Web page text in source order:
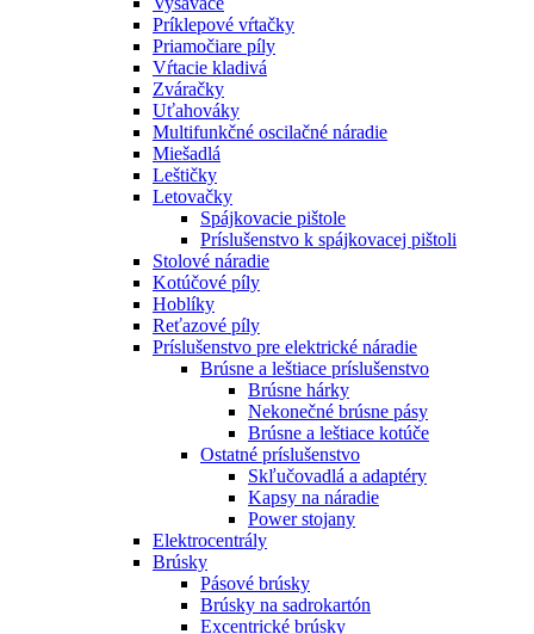
Príklepové vŕtačky
Priamočiare píly
Vŕtacie kladivá
Zváračky
Uťahováky
Multifunkčné oscilačné náradie
Miešadlá
Leštičky
Letovačky
Spájkovacie pištole
Príslušenstvo k spájkovacej pištoli
Stolové náradie
Kotúčové píly
Hoblíky
Reťazové píly
Príslušenstvo pre elektrické náradie
Brúsne a leštiace príslušenstvo
Brúsne hárky
Nekonečné brúsne pásy
Brúsne a leštiace kotúče
Ostatné príslušenstvo
Skľučovadlá a adaptéry
Kapsy na náradie
Power stojany
Elektrocentrály
Brúsky
Pásové brúsky
Brúsky na sadrokartón
Excentrické brúsky